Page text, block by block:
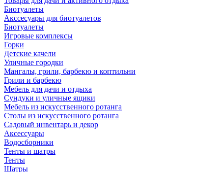
Биотуалеты
Акссесуары для биотуалетов
Биотуалеты
Игровые комплексы
Горки
Детские качели
Уличные городки
Мангалы, грили, барбекю и коптильни
Грили и барбекю
Мебель для дачи и отдыха
Сундуки и уличные ящики
Мебель из искусственного ротанга
Столы из искусственного ротанга
Садовый инвентарь и декор
Аксессуары
Водосборники
Тенты и шатры
Тенты
Шатры